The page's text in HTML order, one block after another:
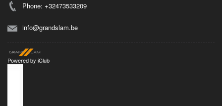
Phone: +32473533209
info@grandslam.be
Powered by iClub